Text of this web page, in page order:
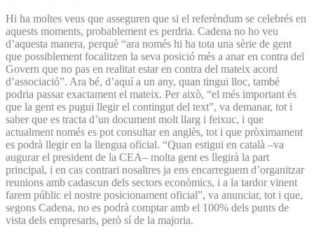
Hi ha moltes veus que asseguren que si el referèndum se celebrés en
aquests moments, probablement es perdria. Cadena no ho veu
d’aquesta manera, perquè “ara només hi ha tota una sèrie de gent
que possiblement focalitzen la seva posició més a anar en contra del
Govern que no pas en realitat estar en contra del mateix acord
d’associació”. Ara bé, d’aquí a un any, quan tingui lloc, també
podria passar exactament el mateix. Per això, “el més important és
que la gent es pugui llegir el contingut del text”, va demanar, tot i
saber que es tracta d’un document molt llarg i feixuc, i que
actualment només es pot consultar en anglès, tot i que pròximament
es podrà llegir en la llengua oficial. “Quan estigui en català –va
augurar el president de la CEA– molta gent es llegirà la part
principal, i en cas contrari nosaltres ja ens encarreguem d’organitzar
reunions amb cadascun dels sectors econòmics, i a la tardor vinent
farem públic el nostre posicionament oficial”, va anunciar, tot i que,
segons Cadena, no es podrà comptar amb el 100% dels punts de
vista dels empresaris, però sí de la majoria.